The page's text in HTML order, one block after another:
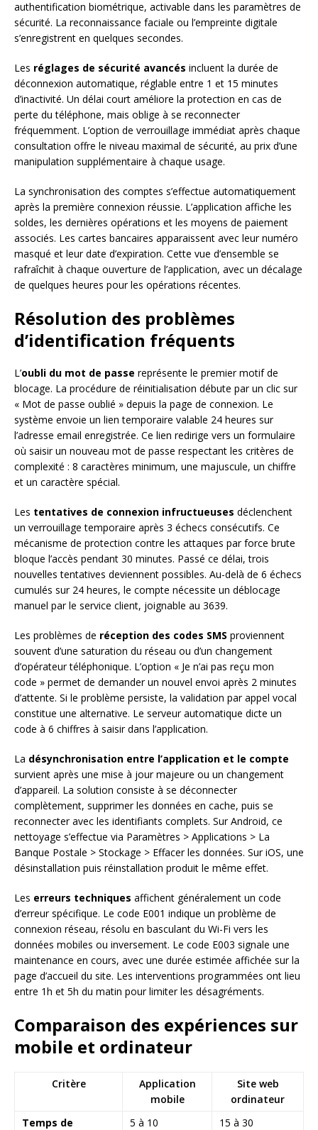
authentification biométrique, activable dans les paramètres de
sécurité. La reconnaissance faciale ou l’empreinte digitale
s’enregistrent en quelques secondes.
Les réglages de sécurité avancés incluent la durée de
déconnexion automatique, réglable entre 1 et 15 minutes
d’inactivité. Un délai court améliore la protection en cas de
perte du téléphone, mais oblige à se reconnecter
fréquemment. L’option de verrouillage immédiat après chaque
consultation offre le niveau maximal de sécurité, au prix d’une
manipulation supplémentaire à chaque usage.
La synchronisation des comptes s’effectue automatiquement
après la première connexion réussie. L’application affiche les
soldes, les dernières opérations et les moyens de paiement
associés. Les cartes bancaires apparaissent avec leur numéro
masqué et leur date d’expiration. Cette vue d’ensemble se
rafraîchit à chaque ouverture de l’application, avec un décalage
de quelques heures pour les opérations récentes.
Résolution des problèmes
d’identification fréquents
L’oubli du mot de passe représente le premier motif de
blocage. La procédure de réinitialisation débute par un clic sur
« Mot de passe oublié » depuis la page de connexion. Le
système envoie un lien temporaire valable 24 heures sur
l’adresse email enregistrée. Ce lien redirige vers un formulaire
où saisir un nouveau mot de passe respectant les critères de
complexité : 8 caractères minimum, une majuscule, un chiffre
et un caractère spécial.
Les tentatives de connexion infructueuses déclenchent
un verrouillage temporaire après 3 échecs consécutifs. Ce
mécanisme de protection contre les attaques par force brute
bloque l’accès pendant 30 minutes. Passé ce délai, trois
nouvelles tentatives deviennent possibles. Au-delà de 6 échecs
cumulés sur 24 heures, le compte nécessite un déblocage
manuel par le service client, joignable au 3639.
Les problèmes de réception des codes SMS proviennent
souvent d’une saturation du réseau ou d’un changement
d’opérateur téléphonique. L’option « Je n’ai pas reçu mon
code » permet de demander un nouvel envoi après 2 minutes
d’attente. Si le problème persiste, la validation par appel vocal
constitue une alternative. Le serveur automatique dicte un
code à 6 chiffres à saisir dans l’application.
La désynchronisation entre l’application et le compte
survient après une mise à jour majeure ou un changement
d’appareil. La solution consiste à se déconnecter
complètement, supprimer les données en cache, puis se
reconnecter avec les identifiants complets. Sur Android, ce
nettoyage s’effectue via Paramètres > Applications > La
Banque Postale > Stockage > Effacer les données. Sur iOS, une
désinstallation puis réinstallation produit le même effet.
Les erreurs techniques affichent généralement un code
d’erreur spécifique. Le code E001 indique un problème de
connexion réseau, résolu en basculant du Wi-Fi vers les
données mobiles ou inversement. Le code E003 signale une
maintenance en cours, avec une durée estimée affichée sur la
page d’accueil du site. Les interventions programmées ont lieu
entre 1h et 5h du matin pour limiter les désagréments.
Comparaison des expériences sur
mobile et ordinateur
Critère
Application
mobile
Site web
ordinateur
Temps de
5 à 10
15 à 30